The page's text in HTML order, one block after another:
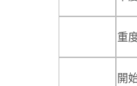
重
開